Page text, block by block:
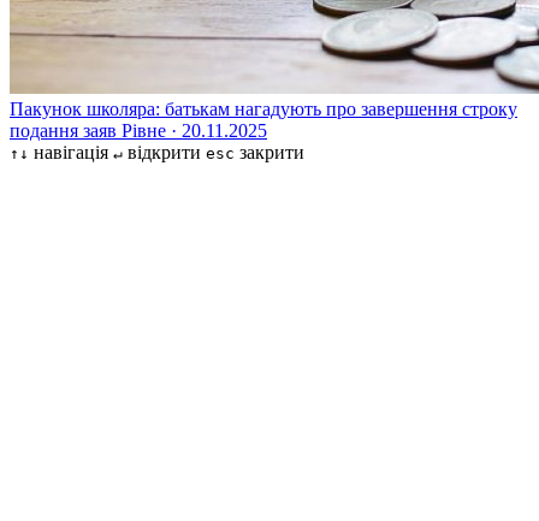
Пакунок школяра: батькам нагадують про завершення строку
подання заяв Рівне · 20.11.2025
↑↓ навігація ↵ відкрити esc закрити